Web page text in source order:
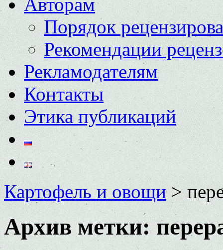
Порядок
Рекомендации
Рекламодателям
Контакты
Этика публикаций
Картофель и овощи>
Архив метки: